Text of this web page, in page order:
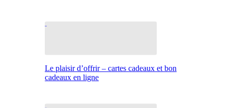
Le plaisir d’offrir – cartes cadeaux et bon
cadeaux en ligne